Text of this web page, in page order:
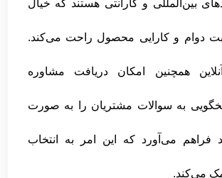
بین‌المللی و گارانتی هستند که خیال
دوام و کارایی محصول راحت می‌کند.
همچنین امکان دریافت مشاوره
به سوالات مشتریان را به صورت
فراهم می‌آورد که این امر به انتخاب
می‌کند.